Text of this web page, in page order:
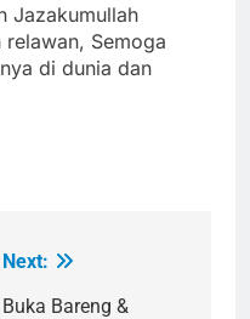
Jazakumullah
Semoga
di dunia dan
Next:
Buka Bareng &